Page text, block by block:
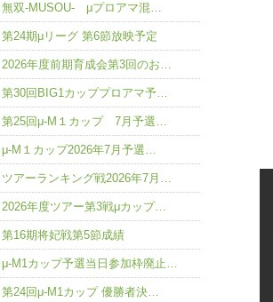
無双-MUSOU- μプロアマ混…
第24期μリーグ 第6節放映予定
2026年度前期育成会第3回のお…
第30回BIG1カッププロアマ予…
第25回μ-M１カップ 7月予選…
μ-M１カップ2026年7月予選…
ツアーランキング戦2026年7月…
2026年度ツアー第3戦μカップ…
第16期将妃戦第5節成績
μ-M1カップ予選当日参加枠廃止…
第24回μ-M1カップ 優勝者決…